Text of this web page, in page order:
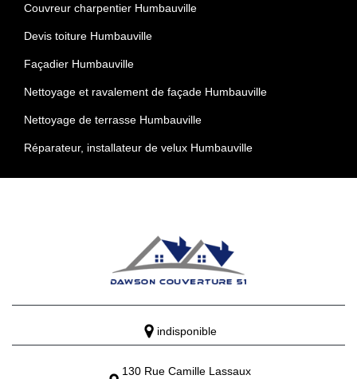
Couvreur charpentier Humbauville
Devis toiture Humbauville
Façadier Humbauville
Nettoyage et ravalement de façade Humbauville
Nettoyage de terrasse Humbauville
Réparateur, installateur de velux Humbauville
indisponible
130 Rue Camille Lassaux